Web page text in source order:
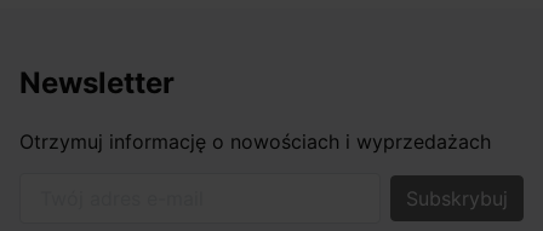
Newsletter
Otrzymuj informację o nowościach i wyprzedażach